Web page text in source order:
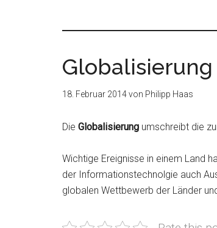
Globalisierung
18. Februar 2014von Philipp Haas
Die Globalisierung umschreibt die
Wichtige Ereignisse in einem Land
der Informationstechnolgie auch
globalen Wettbewerb der Länder